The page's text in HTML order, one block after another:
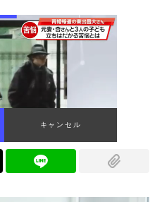
キャンセル